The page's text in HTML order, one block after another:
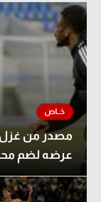
مصدر من غزل
عرضه لضم